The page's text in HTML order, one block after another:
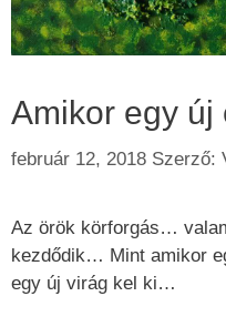
Amikor egy
február 12, 2018 Szerző:
Az örök körforgás…
kezdődik… Mint amikor
egy új virág kel ki…